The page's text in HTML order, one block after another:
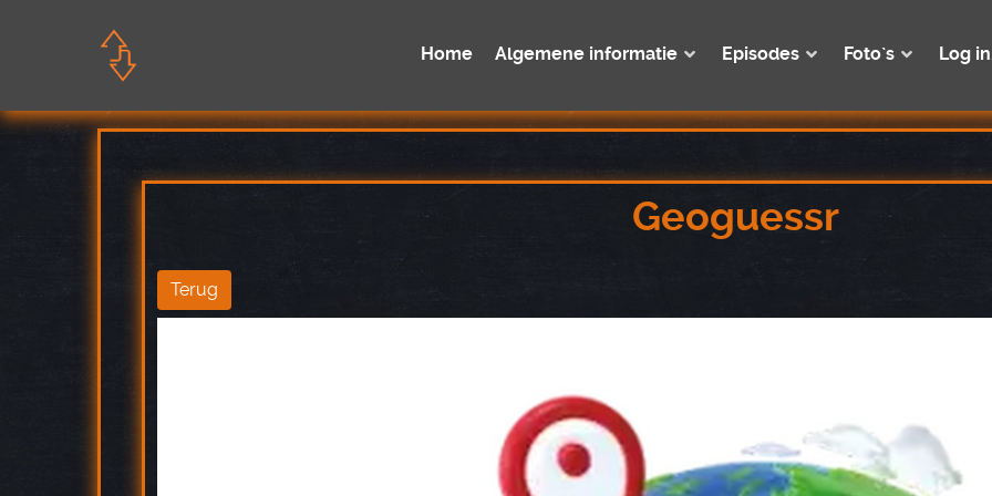
Home Algemene informatie Episodes Foto`s Log
Geoguessr
Terug